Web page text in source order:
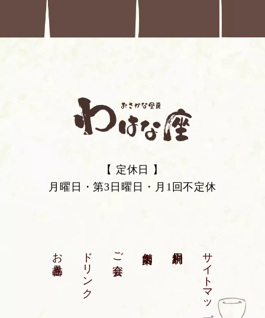
【 定休日 】
月曜日・第3日曜日・月1回不定休
お品書き ドリンク ご宴会 サイトマップ